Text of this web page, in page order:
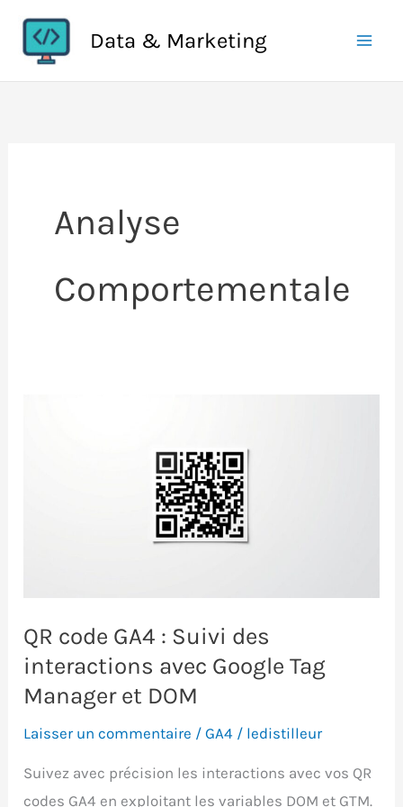
contenu
Data & Marketing
Analyse
Comportementale
QR code GA4 : Suivi des
interactions avec Google Tag
Manager et DOM
Laisser un commentaire /GA4 / ledistilleur
Suivez avec précision les interactions avec vos QR
codes GA4 en exploitant les variables DOM et GTM.